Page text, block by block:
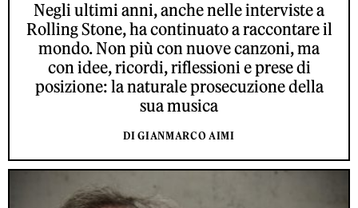
Negli ultimi anni, anche nelle interviste a
Rolling Stone, ha continuato a raccontare il
mondo. Non più con nuove canzoni, ma
con idee, ricordi, riflessioni e prese di
posizione: la naturale prosecuzione della
sua musica
DI GIANMARCO AIMI